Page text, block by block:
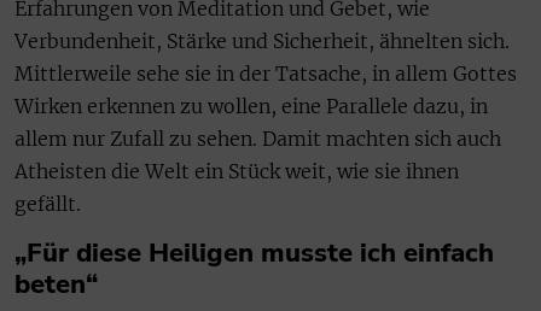
Erfahrungen von Meditation und Gebet, wie
Verbundenheit, Stärke und Sicherheit, ähnelten sich.
Mittlerweile sehe sie in der Tatsache, in allem Gottes
Wirken erkennen zu wollen, eine Parallele dazu, in
allem nur Zufall zu sehen. Damit machten sich auch
Atheisten die Welt ein Stück weit, wie sie ihnen
gefällt.
„Für diese Heiligen musste ich einfach
beten“